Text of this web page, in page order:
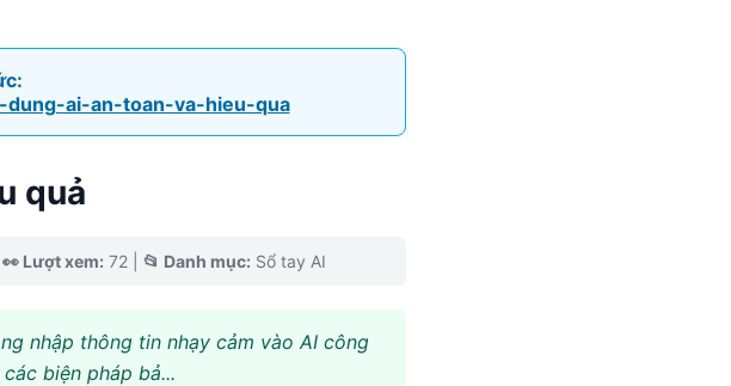
ai-an-toan-va-hieu-qua
quả
👀 Lượt xem: 72 📂 Danh mục: Sổ tay AI
nhập thông tin nhạy cảm vào AI công
biện pháp bả...